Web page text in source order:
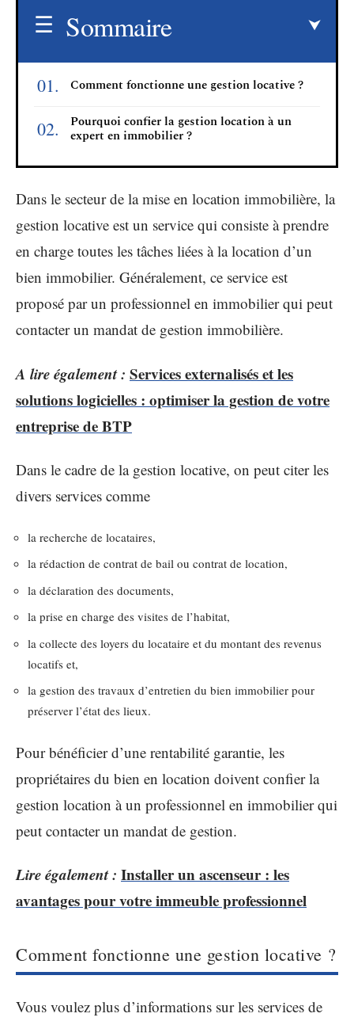
Sommaire
Comment fonctionne une gestion locative ?
Pourquoi confier la gestion location à un
expert en immobilier ?
Dans le secteur de la mise en location immobilière, la
gestion locative est un service qui consiste à prendre
en charge toutes les tâches liées à la location d’un
bien immobilier. Généralement, ce service est
proposé par un professionnel en immobilier qui peut
contacter un mandat de gestion immobilière.
A lire également : Services externalisés et les
solutions logicielles : optimiser la gestion de votre
entreprise de BTP
Dans le cadre de la gestion locative, on peut citer les
divers services comme
la recherche de locataires,
la rédaction de contrat de bail ou contrat de location,
la déclaration des documents,
la prise en charge des visites de l’habitat,
la collecte des loyers du locataire et du montant des revenus
locatifs et,
la gestion des travaux d’entretien du bien immobilier pour
préserver l’état des lieux.
Pour bénéficier d’une rentabilité garantie, les
propriétaires du bien en location doivent confier la
gestion location à un professionnel en immobilier qui
peut contacter un mandat de gestion.
Lire également : Installer un ascenseur : les
avantages pour votre immeuble professionnel
Comment fonctionne une gestion locative ?
Vous voulez plus d’informations sur les services de